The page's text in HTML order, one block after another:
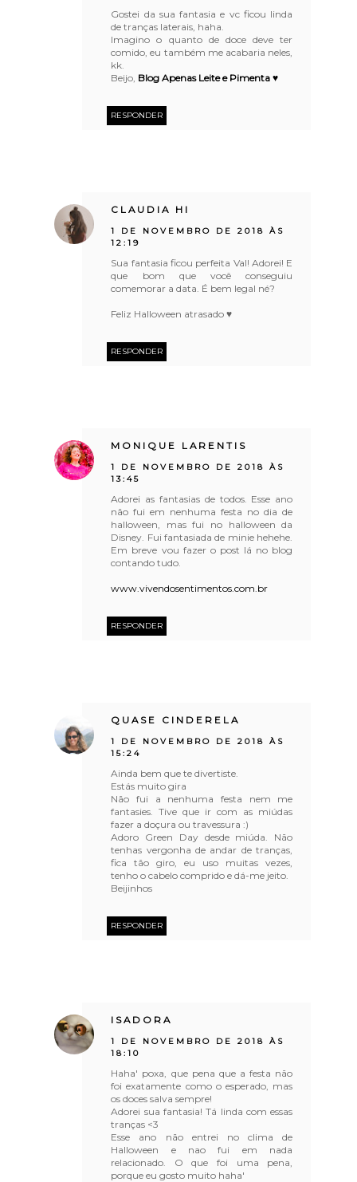
Gostei da sua fantasia e vc ficou linda
de tranças laterais, haha.
Imagino o quanto de doce deve ter
comido, eu também me acabaria neles,
kk.
Beijo, Blog Apenas Leite e Pimenta ♥
RESPONDER
CLAUDIA HI
1 DE NOVEMBRO DE 2018 ÀS
12:19
Sua fantasia ficou perfeita Val! Adorei! E
que bom que você conseguiu
comemorar a data. É bem legal né?
Feliz Halloween atrasado ♥
RESPONDER
MONIQUE LARENTIS
1 DE NOVEMBRO DE 2018 ÀS
13:45
Adorei as fantasias de todos. Esse ano
não fui em nenhuma festa no dia de
halloween, mas fui no halloween da
Disney. Fui fantasiada de minie hehehe.
Em breve vou fazer o post lá no blog
contando tudo.
www.vivendosentimentos.com.br
RESPONDER
QUASE CINDERELA
1 DE NOVEMBRO DE 2018 ÀS
15:24
Ainda bem que te divertiste.
Estás muito gira
Não fui a nenhuma festa nem me
fantasies. Tive que ir com as miúdas
fazer a doçura ou travessura :)
Adoro Green Day desde miúda. Não
tenhas vergonha de andar de tranças,
fica tão giro, eu uso muitas vezes,
tenho o cabelo comprido e dá-me jeito.
Beijinhos
RESPONDER
ISADORA
1 DE NOVEMBRO DE 2018 ÀS
18:10
Haha' poxa, que pena que a festa não
foi exatamente como o esperado, mas
os doces salva sempre!
Adorei sua fantasia! Tá linda com essas
tranças <3
Esse ano não entrei no clima de
Halloween e nao fui em nada
relacionado. O que foi uma pena,
porque eu gosto muito haha'